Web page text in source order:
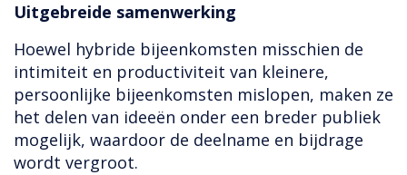
Uitgebreide samenwerking
Hoewel hybride bijeenkomsten misschien de
intimiteit en productiviteit van kleinere,
persoonlijke bijeenkomsten mislopen, maken ze
het delen van ideeën onder een breder publiek
mogelijk, waardoor de deelname en bijdrage
wordt vergroot.